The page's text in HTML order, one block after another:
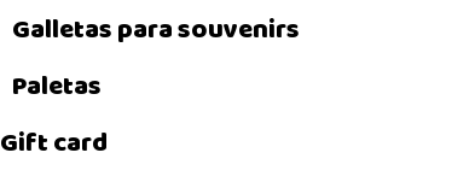
Galletas para souvenirs
Paletas
Gift card